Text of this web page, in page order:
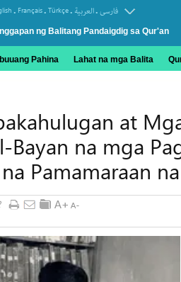
. Français. Türkçe. العربیة.فارسی
ng Balitang Pandaigdig sa Qur'an
Pahina Lahat na mga Balita
at
Bayan na mga
Pamamaraan